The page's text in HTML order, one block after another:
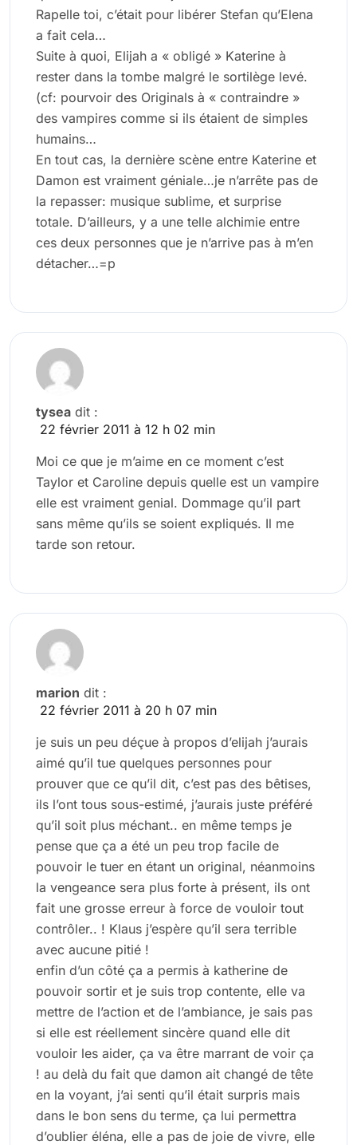
Rapelle toi, c’était pour libérer Stefan qu’Elena
a fait cela…
Suite à quoi, Elijah a « obligé » Katerine à
rester dans la tombe malgré le sortilège levé.
(cf: pourvoir des Originals à « contraindre »
des vampires comme si ils étaient de simples
humains…
En tout cas, la dernière scène entre Katerine et
Damon est vraiment géniale…je n’arrête pas de
la repasser: musique sublime, et surprise
totale. D’ailleurs, y a une telle alchimie entre
ces deux personnes que je n’arrive pas à m’en
détacher…=p
tysea dit :
22 février 2011 à 12 h 02 min
Moi ce que je m’aime en ce moment c’est
Taylor et Caroline depuis quelle est un vampire
elle est vraiment genial. Dommage qu’il part
sans même qu’ils se soient expliqués. Il me
tarde son retour.
marion dit :
22 février 2011 à 20 h 07 min
je suis un peu déçue à propos d’elijah j’aurais
aimé qu’il tue quelques personnes pour
prouver que ce qu’il dit, c’est pas des bêtises,
ils l’ont tous sous-estimé, j’aurais juste préféré
qu’il soit plus méchant.. en même temps je
pense que ça a été un peu trop facile de
pouvoir le tuer en étant un original, néanmoins
la vengeance sera plus forte à présent, ils ont
fait une grosse erreur à force de vouloir tout
contrôler.. ! Klaus j’espère qu’il sera terrible
avec aucune pitié !
enfin d’un côté ça a permis à katherine de
pouvoir sortir et je suis trop contente, elle va
mettre de l’action et de l’ambiance, je sais pas
si elle est réellement sincère quand elle dit
vouloir les aider, ça va être marrant de voir ça
! au delà du fait que damon ait changé de tête
en la voyant, j’ai senti qu’il était surpris mais
dans le bon sens du terme, ça lui permettra
d’oublier éléna, elle a pas de joie de vivre, elle